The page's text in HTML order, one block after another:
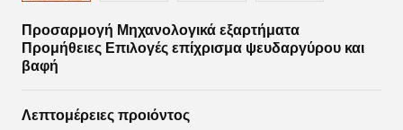
Προσαρμογή Μηχανολογικά εξαρτήματα
Προμήθειες Επιλογές επίχρισμα ψευδαργύρου και
βαφή
Λεπτομέρειες προιόντος